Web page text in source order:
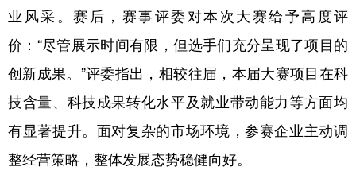
北京 天津 河北 山西
辽宁 吉林 上海 江苏
浙江 安徽 福建 江西
山东 河南 湖北 湖南
业风采。赛后，赛事评委对本次大赛给予高度评
价：“尽管展示时间有限，但选手们充分呈现了项目的
创新成果。”评委指出，相较往届，本届大赛项目在科
技含量、科技成果转化水平及就业带动能力等方面均
有显著提升。面对复杂的市场环境，参赛企业主动调
整经营策略，整体发展态势稳健向好。